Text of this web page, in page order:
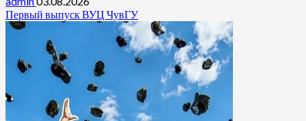
Первый выпуск ВУЦ ЧувГУ